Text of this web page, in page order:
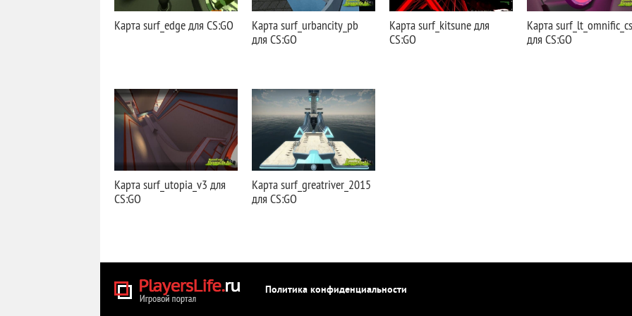
Карта surf_edge для CS:GO
Карта surf_urbancity_pb
для CS:GO
Карта surf_kitsune для
CS:GO
Карта
для CS:GO
Карта surf_utopia_v3 для
CS:GO
Карта surf_greatriver_2015
для CS:GO
Политика конфиденциальности